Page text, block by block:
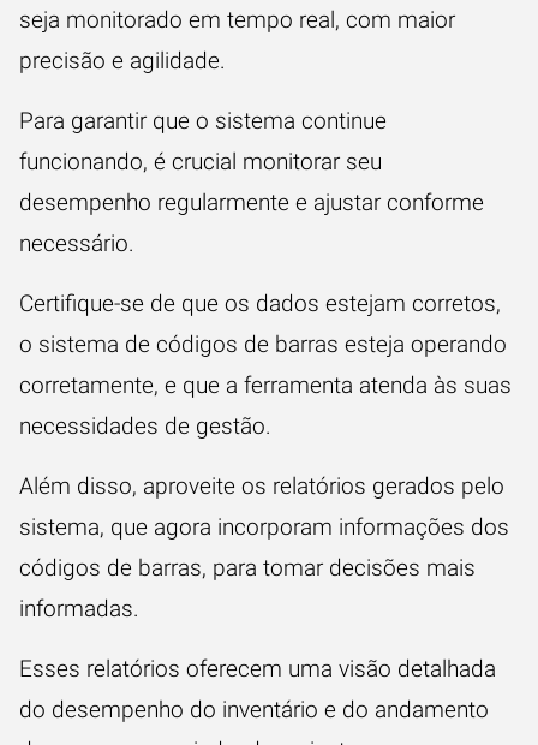
seja monitorado em tempo real, com maior
precisão e agilidade.
Para garantir que o sistema continue
funcionando, é crucial monitorar seu
desempenho regularmente e ajustar conforme
necessário.
Certifique-se de que os dados estejam corretos,
o sistema de códigos de barras esteja operando
corretamente, e que a ferramenta atenda às suas
necessidades de gestão.
Além disso, aproveite os relatórios gerados pelo
sistema, que agora incorporam informações dos
códigos de barras, para tomar decisões mais
informadas.
Esses relatórios oferecem uma visão detalhada
do desempenho do inventário e do andamento